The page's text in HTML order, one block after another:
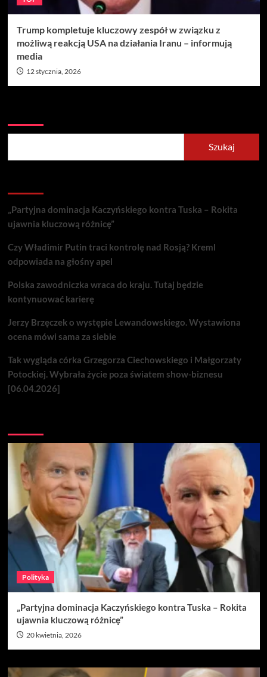
Trump kompletuje kluczowy zespół w związku z
możliwą reakcją USA na działania Iranu – informują
media
12 stycznia, 2026
Szukaj
„Partyjna dominacja Kaczyńskiego kontra Tuska – Rokita
ujawnia kluczową różnicę”
Czy Władimir Putin traci kontrolę nad Rosją? Kreml
odpowiada na głośny apel
Polska zawodniczka wraca do kraju. Tutaj będzie
kontynuować karierę
Jerzy Brzęczek o występie Lewandowskiego. Wystawiona
ocena mówi sama za siebie
Tak wygląda córka Grzegorza Ciechowskiego i Małgorzaty
Potockiej. Wybrała życie poza światem show-biznesu
[06.04.2026]
Polityka
„Partyjna dominacja Kaczyńskiego kontra Tuska – Rokita
ujawnia kluczową różnicę”
20 kwietnia, 2026